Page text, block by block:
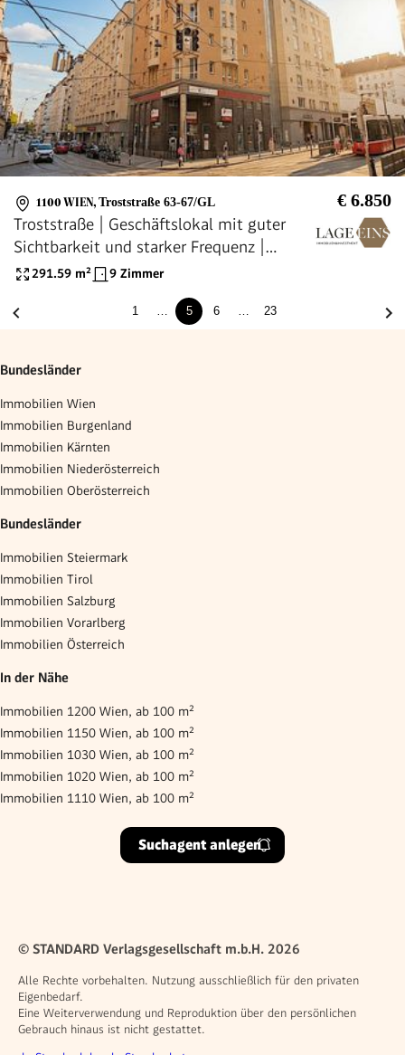
1100 WIEN, Troststraße 63-67/GL € 6.850
Troststraße | Geschäftslokal mit guter
Sichtbarkeit und starker Frequenz |
unbefristet zu mieten
291.59 m² 9 Zimmer
1 5 6 23
Bundesländer
Immobilien Wien
Immobilien Burgenland
Immobilien Kärnten
Immobilien Niederösterreich
Immobilien Oberösterreich
Bundesländer
Immobilien Steiermark
Immobilien Tirol
Immobilien Salzburg
Immobilien Vorarlberg
Immobilien Österreich
In der Nähe
Immobilien 1200 Wien, ab 100 m²
Immobilien 1150 Wien, ab 100 m²
Immobilien 1030 Wien, ab 100 m²
Immobilien 1020 Wien, ab 100 m²
Immobilien 1110 Wien, ab 100 m²
Suchagent anlegen
© STANDARD Verlagsgesellschaft m.b.H. 2026
Alle Rechte vorbehalten. Nutzung ausschließlich für den privaten
Eigenbedarf.
Eine Weiterverwendung und Reproduktion über den persönlichen
Gebrauch hinaus ist nicht gestattet.